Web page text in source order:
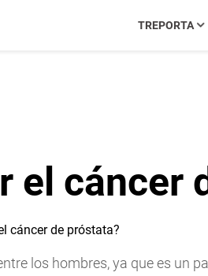
TREPORTA
el cáncer
los hombres, ya que es un